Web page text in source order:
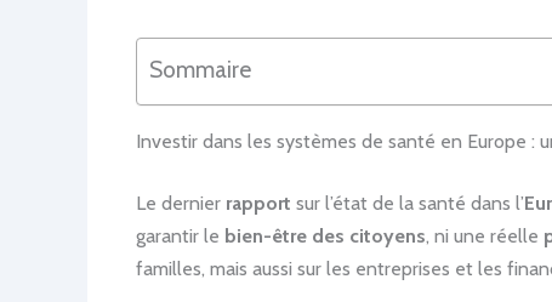
Sommaire
Investir dans les systèmes de santé en Europe :
Le dernier rapport sur l’état de la santé dans l’
garantir le bien-être des citoyens, ni une réelle
familles, mais aussi sur les entreprises et les